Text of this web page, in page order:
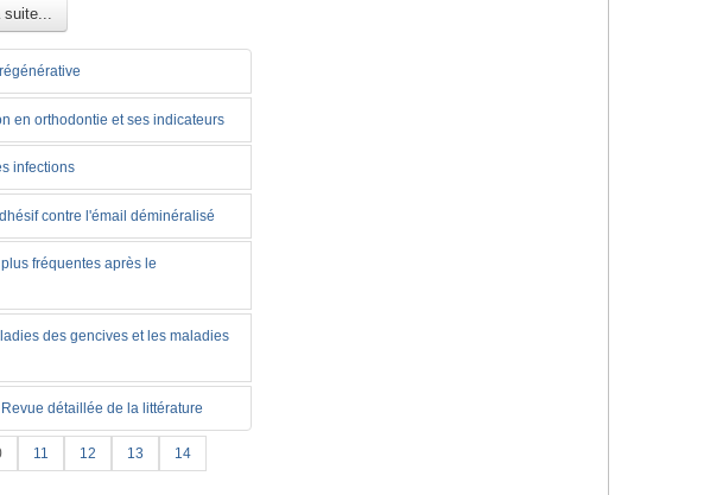
suite...
en orthodontie et ses indicateurs
infections
contre l'émail déminéralisé
fréquentes après le
des gencives et les maladies
détaillée de la littérature
11 12 13 14